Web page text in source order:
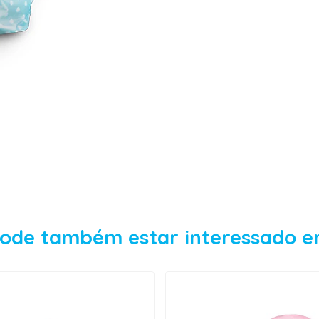
também estar interessado